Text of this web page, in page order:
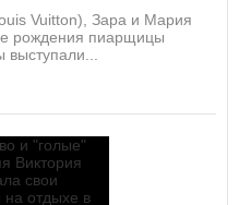
Vuitton), Зара и Мария
рождения пиарщицы